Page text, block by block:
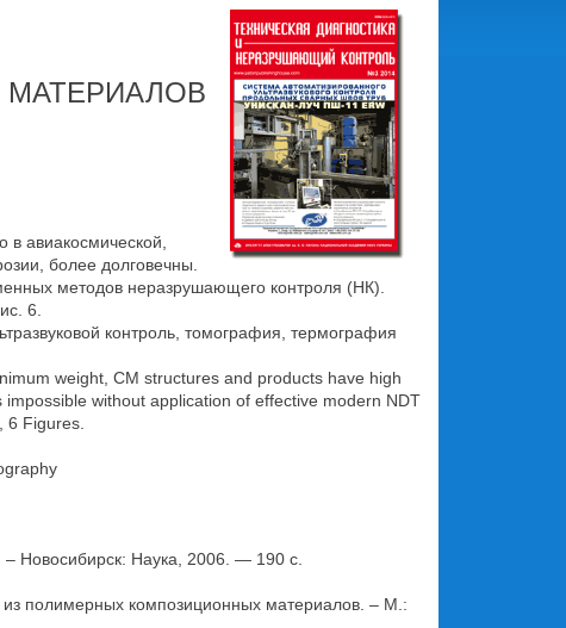
авиакосмической,
более долговечны.
методов неразрушающего контроля (НК).
6.
контроль, томография, термография
weight, CM structures and products have high
without application of effective modern NDT
6 Figures.
– Новосибирск: Наука, 2006. — 190 с.
полимерных композиционных материалов. – М.: